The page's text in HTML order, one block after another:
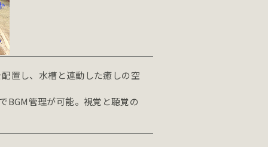
置し、水槽と連動した癒しの空
BGM管理が可能。視覚と聴覚の